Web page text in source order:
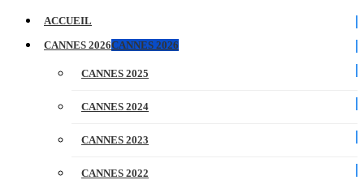
ACCUEIL
CANNES 2026CANNES 2026
CANNES 2025
CANNES 2024
CANNES 2023
CANNES 2022